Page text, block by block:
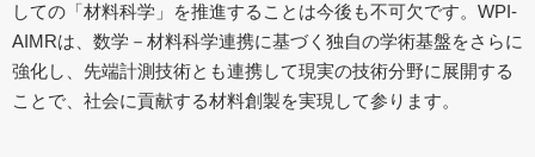
しての「材料科学」を推進することは今後も不可欠です。WPI-
AIMRは、数学－材料科学連携に基づく独自の学術基盤をさらに
強化し、先端計測技術とも連携して現実の技術分野に展開する
ことで、社会に貢献する材料創製を実現して参ります。